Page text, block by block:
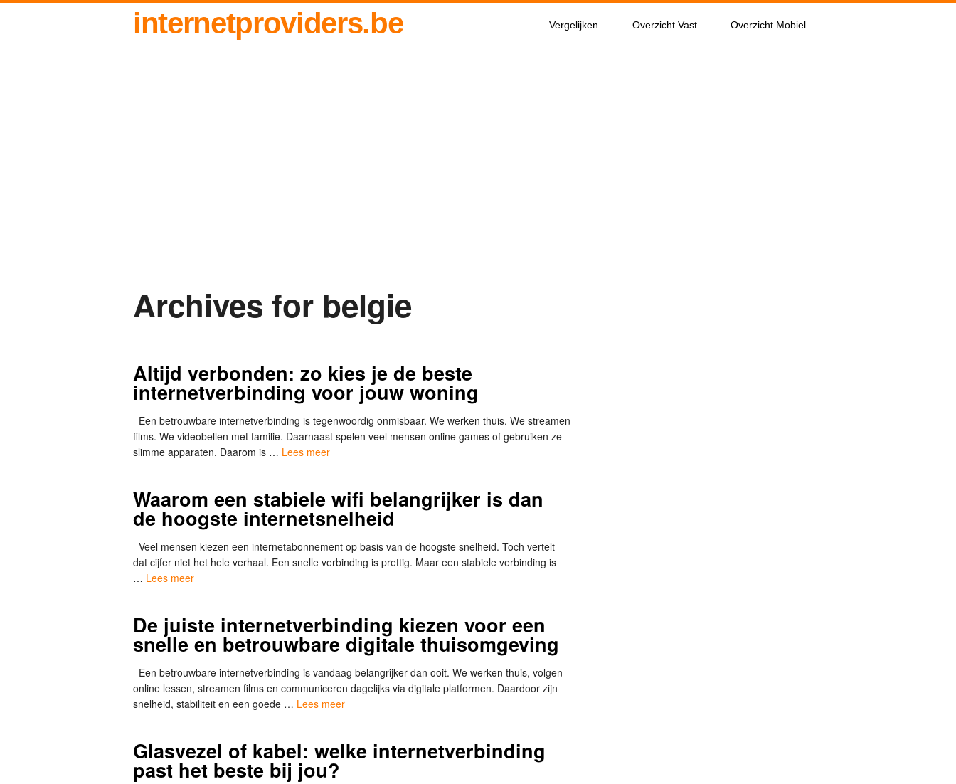
internetproviders.be Vergelijken Overzicht Vast Overzicht Mobiel
Archives for belgie
Altijd verbonden: zo kies je de beste
internetverbinding voor jouw woning
Een betrouwbare internetverbinding is tegenwoordig onmisbaar. We werken thuis. We streamen
films. We videobellen met familie. Daarnaast spelen veel mensen online games of gebruiken ze
slimme apparaten. Daarom is … Lees meer
Waarom een stabiele wifi belangrijker is dan
de hoogste internetsnelheid
Veel mensen kiezen een internetabonnement op basis van de hoogste snelheid. Toch vertelt
dat cijfer niet het hele verhaal. Een snelle verbinding is prettig. Maar een stabiele verbinding is
… Lees meer
De juiste internetverbinding kiezen voor een
snelle en betrouwbare digitale thuisomgeving
Een betrouwbare internetverbinding is vandaag belangrijker dan ooit. We werken thuis, volgen
online lessen, streamen films en communiceren dagelijks via digitale platformen. Daardoor zijn
snelheid, stabiliteit en een goede … Lees meer
Glasvezel of kabel: welke internetverbinding
past het beste bij jou?